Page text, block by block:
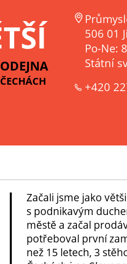
506 01
Po-Ne:
Státní
+420
Začali jsme jako
s podnikavým
městě a začal
potřeboval první
než 15 letech, 3